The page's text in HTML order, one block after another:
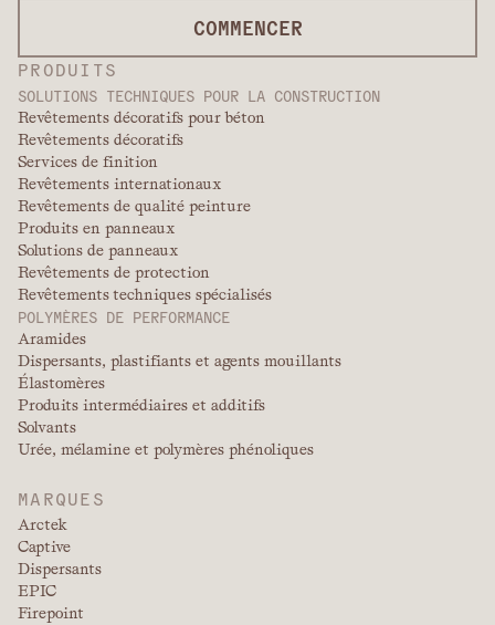
PRODUITS
SOLUTIONS TECHNIQUES POUR LA CONSTRUCTION
Revêtements décoratifs pour béton
Revêtements décoratifs
Services de finition
Revêtements internationaux
Revêtements de qualité peinture
Produits en panneaux
Solutions de panneaux
Revêtements de protection
Revêtements techniques spécialisés
POLYMÈRES DE PERFORMANCE
Aramides
Dispersants, plastifiants et agents mouillants
Élastomères
Produits intermédiaires et additifs
Solvants
Urée, mélamine et polymères phénoliques
MARQUES
Arctek
Captive
Dispersants
EPIC
Firepoint
COMMENCER